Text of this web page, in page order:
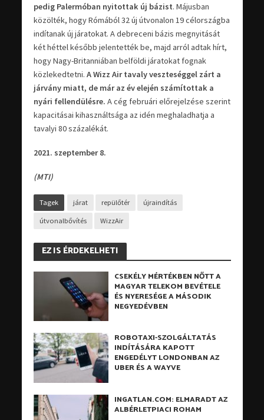
pedig Palermóban nyitottak új bázist. Májusban
közölték, hogy Rómából 32 új útvonalon 19 célországba
indítanak új járatokat. A debreceni bázis megnyitását
két héttel később jelentették be, majd arról adtak hírt,
hogy Nagy-Britanniában belföldi járatokat fognak
közlekedtetni. A Wizz Air tavaly veszteséggel zárt a
járvány miatt, de már az év elején számítottak a
nyári fellendülésre. A cég februári előrejelzése szerint
kapacitásai kihasználtsága az idén meghaladhatja a
tavalyi 80 százalékát.
2021. szeptember 8.
(MTI)
Tagek járat repülőtér újraindítás
útvonalbővítés WizzAir
EZ IS ÉRDEKELHETI
CSEKÉLY MÉRTÉKBEN NŐTT A
MAGYAR TELEKOM BEVÉTELE
ÉS NYERESÉGE A MÁSODIK
NEGYEDÉVBEN
ROBOTAXI-SZOLGÁLTATÁS
INDÍTÁSÁRA KAPOTT
ENGEDÉLYT LONDONBAN AZ
UBER ÉS A WAYVE
INGATLAN.COM: ELMARADT AZ
ALBÉRLETPIACI ROHAM